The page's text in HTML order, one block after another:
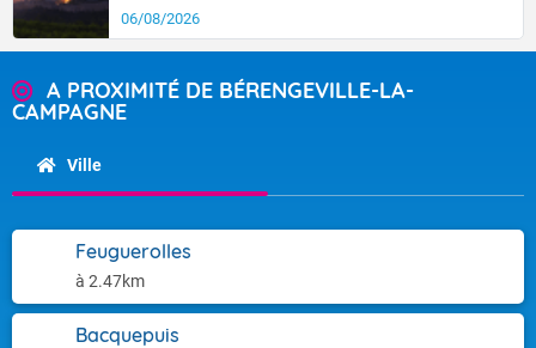
06/08/2026
A PROXIMITÉ DE BÉRENGEVILLE-LA-
CAMPAGNE
Ville
Feuguerolles
à 2.47km
Bacquepuis